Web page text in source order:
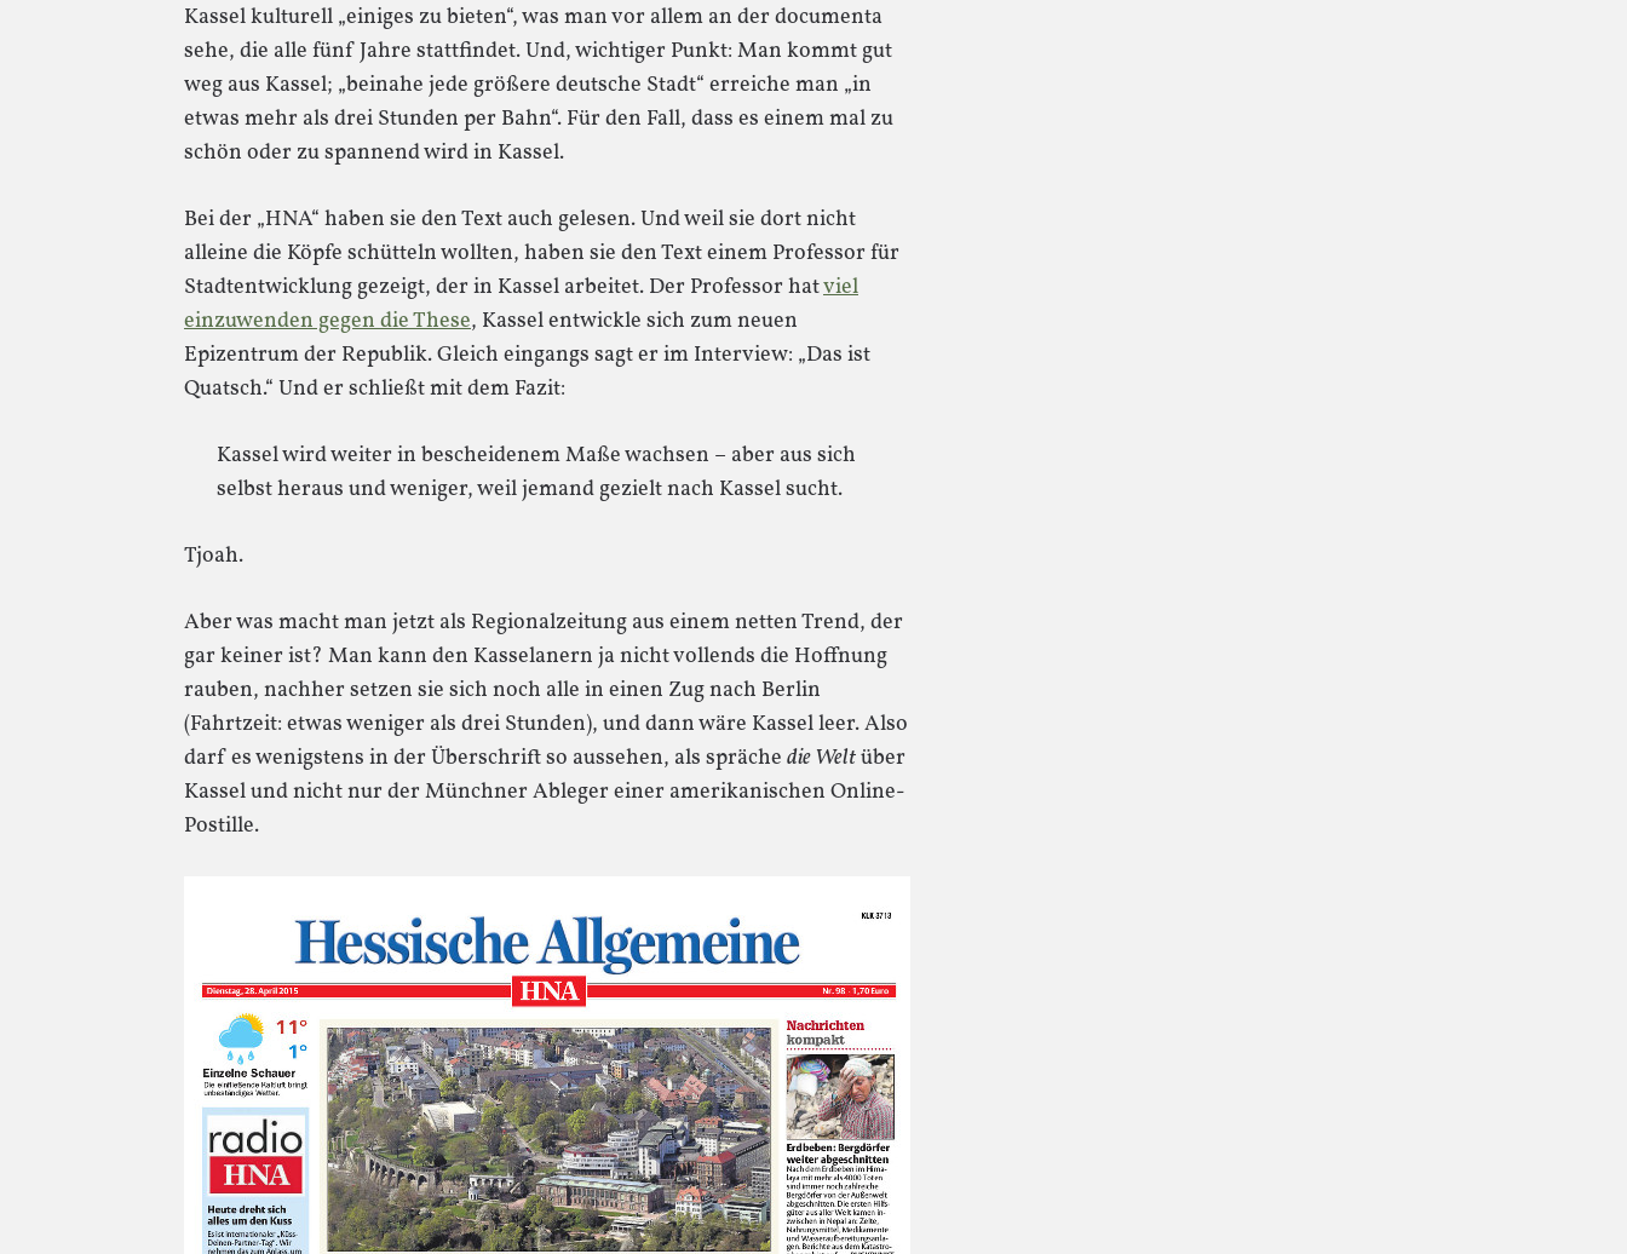
Kassel kulturell „einiges zu bieten“, was man vor allem an der documenta
sehe, die alle fünf Jahre stattfindet. Und, wichtiger Punkt: Man kommt gut
weg aus Kassel; „beinahe jede größere deutsche Stadt“ erreiche man „in
etwas mehr als drei Stunden per Bahn“. Für den Fall, dass es einem mal zu
schön oder zu spannend wird in Kassel.
Bei der „HNA“ haben sie den Text auch gelesen. Und weil sie dort nicht
alleine die Köpfe schütteln wollten, haben sie den Text einem Professor für
Stadtentwicklung gezeigt, der in Kassel arbeitet. Der Professor hatviel
einzuwenden gegen die These, Kassel entwickle sich zum neuen
Epizentrum der Republik. Gleich eingangs sagt er im Interview: „Das ist
Quatsch.“ Und er schließt mit dem Fazit:
Kassel wird weiter in bescheidenem Maße wachsen – aber aus sich
selbst heraus und weniger, weil jemand gezielt nach Kassel sucht.
Tjoah.
Aber was macht man jetzt als Regionalzeitung aus einem netten Trend, der
gar keiner ist? Man kann den Kasselanern ja nicht vollends die Hoffnung
rauben, nachher setzen sie sich noch alle in einen Zug nach Berlin
(Fahrtzeit: etwas weniger als drei Stunden), und dann wäre Kassel leer. Also
darf es wenigstens in der Überschrift so aussehen, als spräche die Weltüber
Kassel und nicht nur der Münchner Ableger einer amerikanischen Online-
Postille.